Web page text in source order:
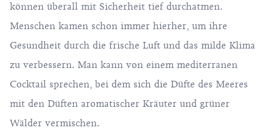
können überall mit Sicherheit tief durchatmen.
Menschen kamen schon immer hierher, um ihre
Gesundheit durch die frische Luft und das milde Klima
zu verbessern. Man kann von einem mediterranen
Cocktail sprechen, bei dem sich die Düfte des Meeres
mit den Düften aromatischer Kräuter und grüner
Wälder vermischen.